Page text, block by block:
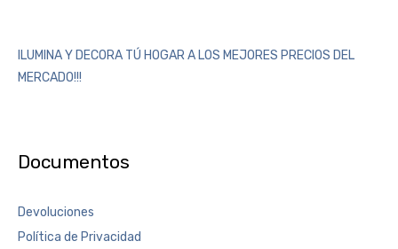
ILUMINA Y DECORA TÚ HOGAR A LOS MEJORES PRECIOS DEL
MERCADO!!!
Documentos
Devoluciones
Política de Privacidad